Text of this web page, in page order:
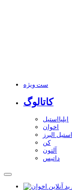
ست ویژه
کاتالوگ
ایلیااستیل
اخوان
استیل البرز
کن
آلتون
داتیس